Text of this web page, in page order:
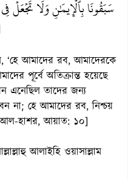
سَبَقُونَا بِٱلۡإِيمَٰنِ وَلَا تَجۡعَلۡ
‘হে আমাদের রব, আমাদেরকে
পূর্বে অতিক্রান্ত হয়েছে
এনেছিল তাদের জন্য
না; হে আমাদের রব, নিশ্চয়
আল-হাশর, আয়াত: ১০]
আলাইহি ওয়াসাল্লাম